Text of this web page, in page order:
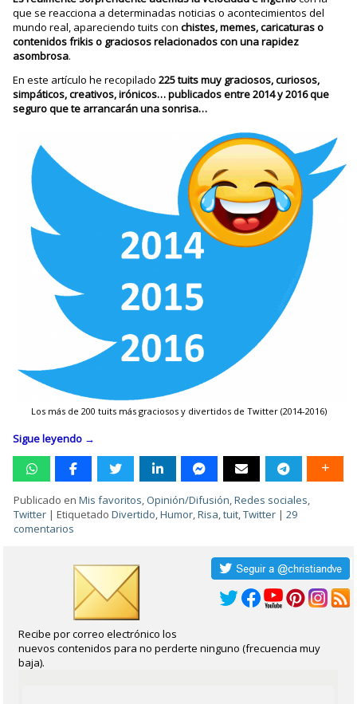
que se reacciona a determinadas noticias o acontecimientos del
mundo real, apareciendo tuits conchistes, memes, caricaturas o
contenidos frikis o graciosos relacionados con una rapidez
asombrosa.
En este artículo he recopilado 225 tuits muy graciosos, curiosos,
simpáticos, creativos, irónicos… publicados entre 2014 y 2016 que
seguro que te arrancarán una sonrisa…
Los más de 200 tuits más graciosos y divertidos de Twitter (2014-2016)
Sigue leyendo →
Publicado en Mis favoritos, Opinión/Difusión,Redes sociales,
Twitter |Etiquetado Divertido,Humor,Risa,tuit,Twitter |29
comentarios
Recibe por correo electrónico los
nuevos contenidos para no perderte ninguno (frecuencia muy
baja).